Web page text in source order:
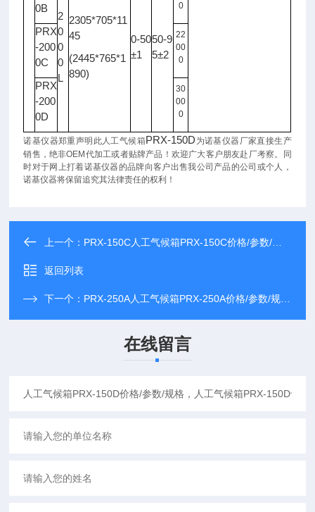
0B
2
0
0
0
L
2305*705*11
45
(2445*765*1
890)
0-50
±1
50-9
5±2
0
PRX
-200
0C
22
00
0
PRX
-200
0D
30
00
0
诺基仪器郑重声明此人工气候箱PRX-150D 为诺基仪器厂家直接生产
销售，绝非OEM代加工或者贴牌产品！欢迎广大客户朋友赴厂考察。同
时对于网上打着诺基仪器的品牌向客户出售我公司产品的公司或个人，
诺基仪器将保留追究其法律责任的权利！
上一个： PRX-150C人工气候箱PRX-150C价格/参数/规格，人工气候箱PRX-150C专业制造厂家
返回列表
下一个： PRX-250A人工气候箱PRX-250A价格/参数/规格，人工气候箱PRX-250A专业制造厂家
在线留言